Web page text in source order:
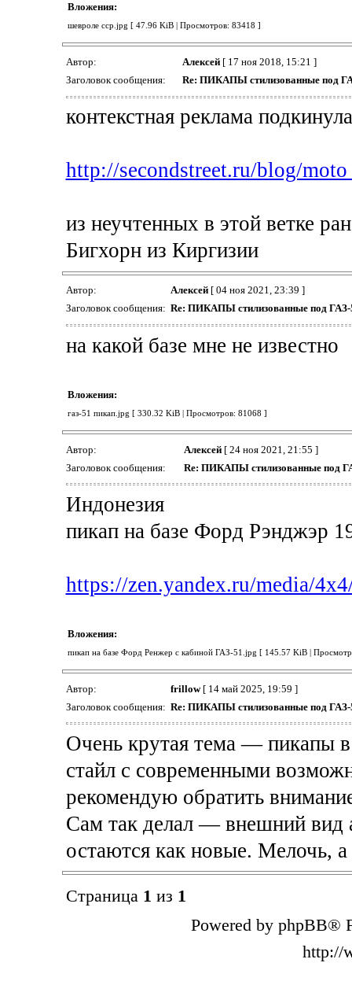
Вложения:
шевроле сср.jpg [ 47.96 KiB | Просмотров: 83418 ]
Автор: Алексей[ 17 ноя 2018, 15:21 ]
Заголовок сообщения:
Re: ПИКАПЫ стилизованные под
контекстная реклама
http://secondstreet.ru/blog/
из неучтенных в этой ветке
Бигхорн из Киргизии
Автор: Алексей[ 04 ноя 2021, 23:39 ]
Заголовок сообщения: Re: ПИКАПЫ стилизованные под ГАЗ-
на какой базе мне не известно
Вложения:
газ-51 пикап.jpg [ 330.32 KiB | Просмотров: 81068 ]
Автор: Алексей[ 24 ноя 2021, 21:55 ]
Заголовок сообщения:
Re: ПИКАПЫ стилизованные под
Индонезия
пикап на базе Форд Рэнджэр
https://zen.yandex.ru/media/
Вложения:
пикап на базе Форд Ренжер с кабиной ГАЗ-51.jpg [ 145.57 KiB |
Автор: frillow[ 14 май 2025, 19:59 ]
Заголовок сообщения: Re: ПИКАПЫ стилизованные под ГАЗ-
Очень крутая тема — пикапы
стайл с современными
рекомендую обратить
Сам так делал — внешний вид
остаются как новые. Мелочь,
Страница 1 из 1
Powered by phpBB®
http://